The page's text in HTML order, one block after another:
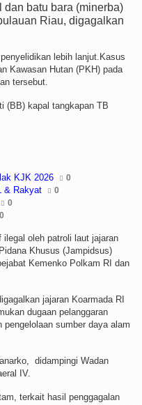
dan batu bara (minerba)
Riau, digagalkan
lebih lanjut.Kasus
Kawasan Hutan (PKH) pada
tersebut.
(BB) kapal tangkapan TB
KJK 2026 0
& Rakyat 0
0
0
oleh patroli laut jajaran
Khusus (Jampidsus)
Kemenko Polkam RI dan
jajaran Koarmada RI
dugaan pelanggaran
sumber daya alam
didampingi Wadan
IV.
terkait hasil penggagalan